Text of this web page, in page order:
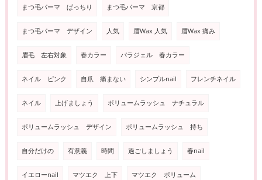
まつ毛パーマ ぱっちり まつ毛パーマ 京都
まつ毛パーマ デザイン 人気 眉Wax 人気 眉Wax 痛み
眉毛 左右対象 春カラー パラジェル 春カラー
ネイル ピンク 自爪 痛まない シンプルnail フレンチネイル
ネイル 上げましょう ボリュームラッシュ ナチュラル
ボリュームラッシュ デザイン ボリュームラッシュ 持ち
自分だけの 有意義 時間 過ごしましょう 春nail
イエローnail マツエク 上下 マツエク ボリューム